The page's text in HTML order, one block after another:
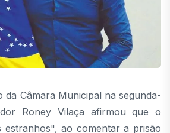
da Câmara Municipal na segunda-
Roney Vilaça afirmou que o
estranhos", ao comentar a prisão